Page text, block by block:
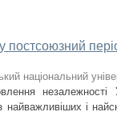
постсоюзний
національний
незалежності
і